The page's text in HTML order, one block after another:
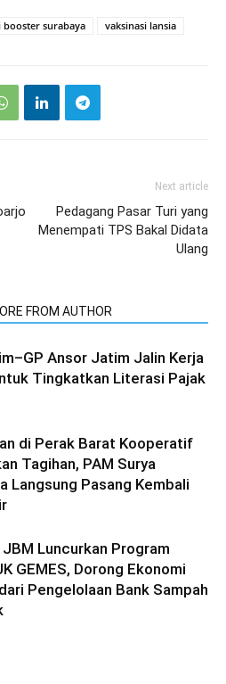
booster surabaya vaksinasi lansia
Next article
Pedagang Pasar Turi yang
Menempati TPS Bakal Didata
Ulang
FROM AUTHOR
Ansor Jatim Jalin Kerja
Tingkatkan Literasi Pajak
di Perak Barat Kooperatif
Tagihan, PAM Surya
Langsung Pasang Kembali
JBM Luncurkan Program
GEMES, Dorong Ekonomi
Pengelolaan Bank Sampah